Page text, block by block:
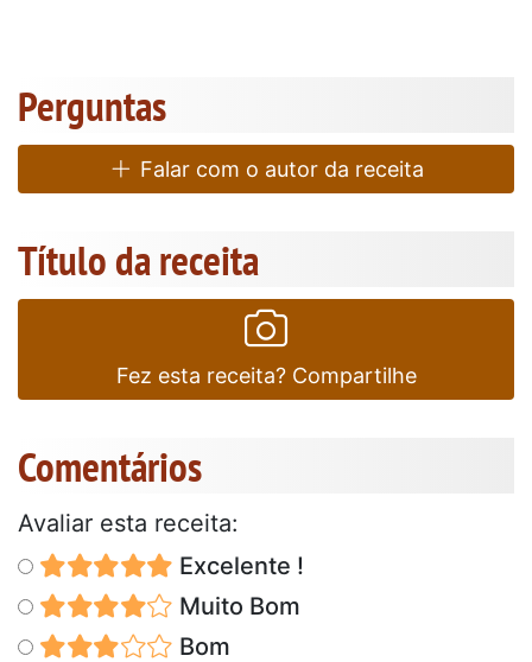
Perguntas
Falar com o autor da receita
Título da receita
Fez esta receita? Compartilhe
Comentários
Avaliar esta receita:
Excelente !
Muito Bom
Bom